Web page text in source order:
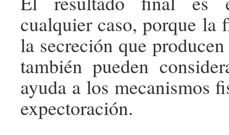
cualquier caso, porque la
la secreción que
también pueden
ayuda a los mecanismos
expectoración.